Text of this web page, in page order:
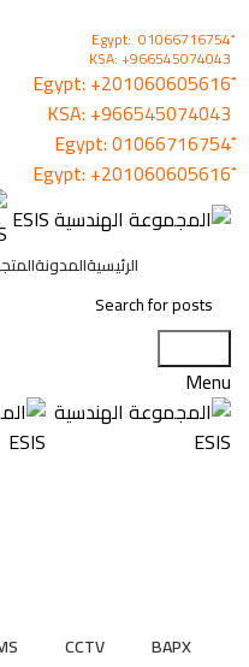
KSA: +966545074043
+201060605616
KSA: +966545074043
01066716754
+201060605616
الرئيسيةالمدونة
Menu
BAPX
CCTV